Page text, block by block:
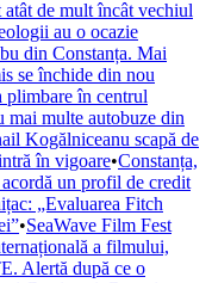
atât de mult încât vechiul
au o ocazie
din Constanța. Mai
se închide din nou
plimbare în centrul
mai multe autobuze din
Kogălniceanu scapă de
în vigoare•Constanța,
un profil de credit
„Evaluarea Fitch
•SeaWave Film Fest
a filmului,
Alertă după ce o